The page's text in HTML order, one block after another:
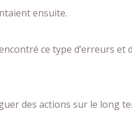
ensuite.
ce type d’erreurs et
des actions sur le long